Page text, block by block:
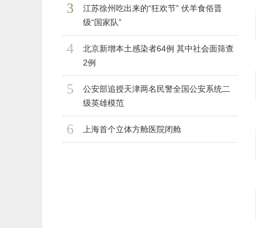
3
江苏徐州吃出来的“狂欢节” 伏羊食俗晋
级“国家队”
4
北京新增本土感染者64例 其中社会面筛查
2例
5
公安部追授天津两名民警全国公安系统二
级英雄模范
6 上海首个立体方舱医院闭舱